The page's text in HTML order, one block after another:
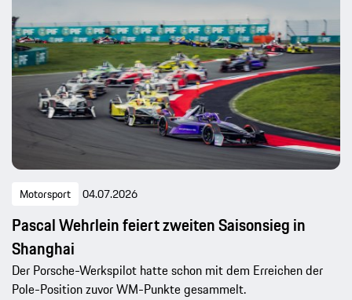
Motorsport 04.07.2026
Pascal Wehrlein feiert zweiten Saisonsieg in
Shanghai
Der Porsche-Werkspilot hatte schon mit dem Erreichen der
Pole-Position zuvor WM-Punkte gesammelt.